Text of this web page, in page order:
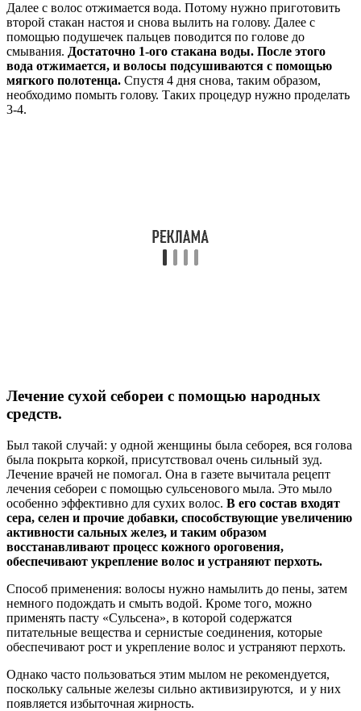
Далее с волос отжимается вода. Потому нужно приготовить
второй стакан настоя и снова вылить на голову. Далее с
помощью подушечек пальцев поводится по голове до
смывания. Достаточно 1-ого стакана воды. После этого
вода отжимается, и волосы подсушиваются с помощью
мягкого полотенца. Спустя 4 дня снова, таким образом,
необходимо помыть голову. Таких процедур нужно проделать
3-4.
Лечение сухой себореи с помощью народных
средств.
Был такой случай: у одной женщины была себорея, вся голова
была покрыта коркой, присутствовал очень сильный зуд.
Лечение врачей не помогал. Она в газете вычитала рецепт
лечения себореи с помощью сульсенового мыла. Это мыло
особенно эффективно для сухих волос. В его состав входят
сера, селен и прочие добавки, способствующие увеличению
активности сальных желез, и таким образом
восстанавливают процесс кожного ороговения,
обеспечивают укрепление волос и устраняют перхоть.
Способ применения: волосы нужно намылить до пены, затем
немного подождать и смыть водой. Кроме того, можно
применять пасту «Сульсена», в которой содержатся
питательные вещества и сернистые соединения, которые
обеспечивают рост и укрепление волос и устраняют перхоть.
Однако часто пользоваться этим мылом не рекомендуется,
поскольку сальные железы сильно активизируются, и у них
появляется избыточная жирность.